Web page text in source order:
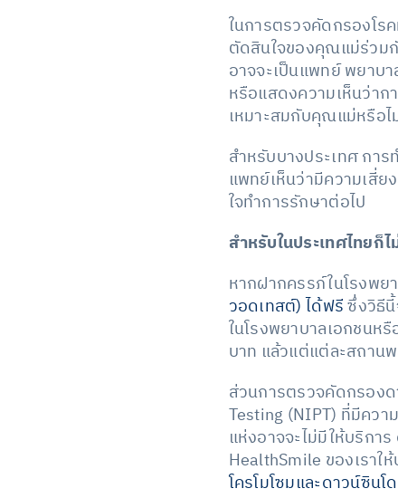
ในการตรวจคัดกรองโร
ตัดสินใจของคุณแม่ร่วม
อาจจะเป็นแพทย์ พยาบ
หรือแสดงความเห็นว่าก
เหมาะสมกับคุณแม่หรือ
สำหรับบางประเทศ กา
แพทย์เห็นว่ามีความเสี่
ใจทำการรักษาต่อไป
สำหรับในประเทศไทยก็
หากฝากครรภ์ในโรงพ
วอดเทสต์) ได้ฟรีซึ่งวิธี
ในโรงพยาบาลเอกชนห
บาท แล้วแต่แต่ละสถาน
ส่วนการตรวจคัดกรองด
Testing (NIPT) ที่มีคว
แห่งอาจจะไม่มีให้บริก
HealthSmile ของเรา
โครโมโซมและดาวน์ซิน